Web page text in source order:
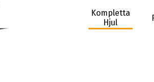
Kompletta
Hjul